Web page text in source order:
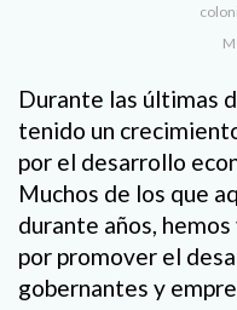
Durante las últimas
tenido un
por el desarrollo
Muchos de los que
durante años,
por promover el
gobernantes y